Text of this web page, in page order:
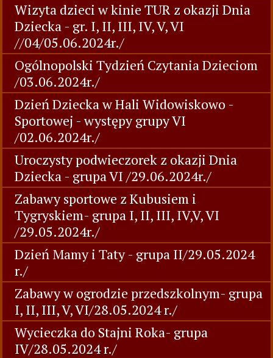
Wizyta dzieci w kinie TUR z okazji Dnia
Dziecka - gr. I, II, III, IV, V, VI
//04/05.06.2024r./
Ogólnopolski Tydzień Czytania Dzieciom
/03.06.2024r./
Dzień Dziecka w Hali Widowiskowo -
Sportowej - występy grupy VI
/02.06.2024r./
Uroczysty podwieczorek z okazji Dnia
Dziecka - grupa VI /29.06.2024r./
Zabawy sportowe z Kubusiem i
Tygryskiem- grupa I, II, III, IV,V, VI
/29.05.2024r./
Dzień Mamy i Taty - grupa II/29.05.2024
r./
Zabawy w ogrodzie przedszkolnym- grupa
I, II, III, V, VI/28.05.2024 r./
Wycieczka do Stajni Roka- grupa
IV/28.05.2024 r./